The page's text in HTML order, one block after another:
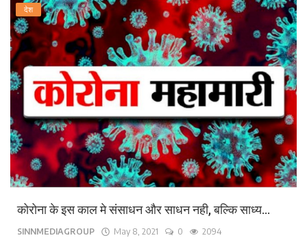
देश
कोरोना के इस काल मे संसाधन और साधन नही, बल्कि साध्य...
SINNMEDIAGROUP May 8, 2021 0 2094